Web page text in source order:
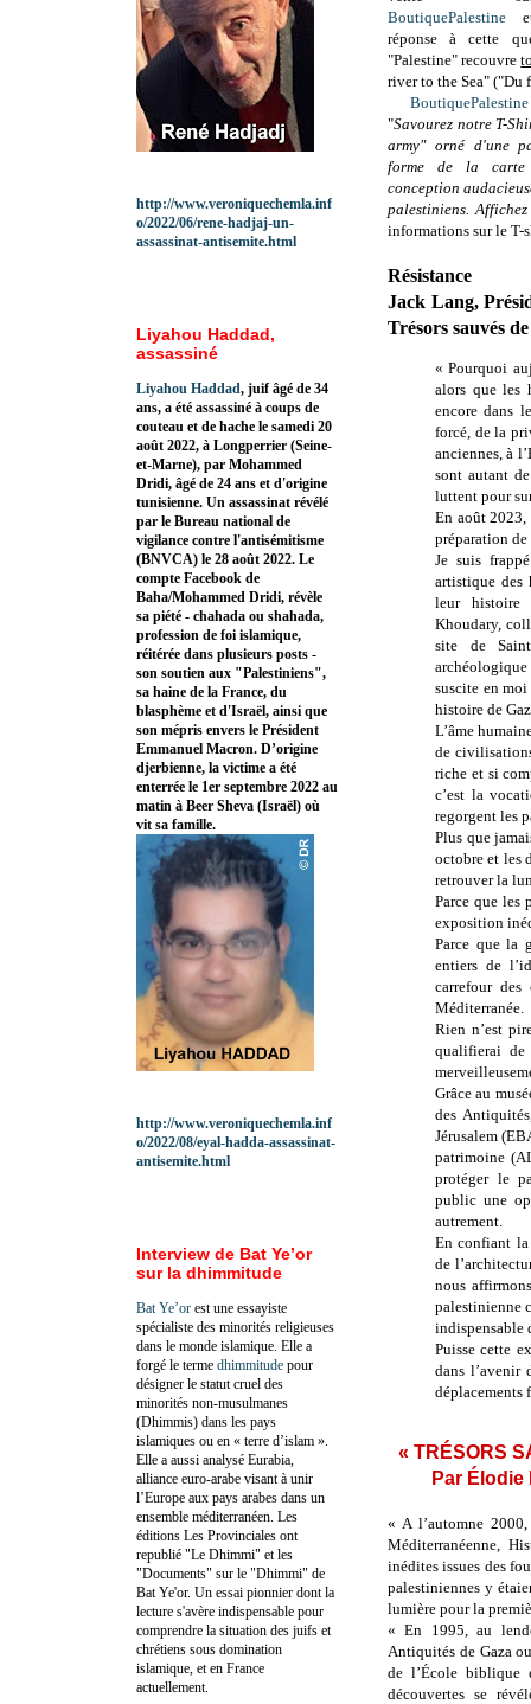
BoutiquePalestine
réponse à cette
"Palestine" recouvre
river to the Sea" ("Du
BoutiquePalestine
"Savourez notre T-
army" orné d'une
forme de la
conception
palestiniens.
informations sur le
Résistance
Jack Lang,
Trésors sauvés
« Pourquoi
alors que les
encore dans
forcé, de la
anciennes, à
sont autant
luttent pour
En août 2023,
préparation
Je suis
artistique des
leur histoire
Khoudary,
site de
archéologique
suscite en
histoire de
L’âme
de
riche et si
c’est la
regorgent les
Plus que
octobre et les
retrouver la
Parce que les
exposition
Parce que la
entiers de
carrefour
Méditerranée.
Rien n’est
qualifierai de
Grâce au
des
Jérusalem
patrimoine
protéger le
public une
autrement.
En confiant la
de
nous
palestinienne
indispensable
Puisse cette
dans l’avenir
déplacements
« TRÉSORS
Par
« A l’automne
Méditerranéenne,
inédites issues des
palestiniennes y
lumière pour la
« En 1995, au
Antiquités de Gaza
de l’École biblique
découvertes se
http://www.veroniquechemla.inf
o/2022/06/rene-hadjaj-un-
assassinat-antisemite.html
Liyahou Haddad,
assassiné
Liyahou Haddad, juif âgé de 34
ans, a été assassiné à coups de
couteau et de hache le samedi 20
août 2022, à Longperrier (Seine-
et-Marne), par Mohammed
Dridi, âgé de 24 ans et d'origine
tunisienne. Un assassinat révélé
par le Bureau national de
vigilance contre l'antisémitisme
(BNVCA) le 28 août 2022. Le
compte Facebook de
Baha/Mohammed Dridi, révèle
sa piété - chahada ou shahada,
profession de foi islamique,
réitérée dans plusieurs posts -
son soutien aux "Palestiniens",
sa haine de la France, du
blasphème et d'Israël, ainsi que
son mépris envers le Président
Emmanuel Macron. D’origine
djerbienne, la victime a été
enterrée le 1er septembre 2022 au
matin à Beer Sheva (Israël) où
vit sa famille.
http://www.veroniquechemla.inf
o/2022/08/eyal-hadda-assassinat-
antisemite.html
Interview de Bat Ye’or
sur la dhimmitude
Bat Ye’or est une essayiste
spécialiste des minorités religieuses
dans le monde islamique. Elle a
forgé le terme dhimmitude pour
désigner le statut cruel des
minorités non-musulmanes
(Dhimmis) dans les pays
islamiques ou en « terre d’islam ».
Elle a aussi analysé Eurabia,
alliance euro-arabe visant à unir
l’Europe aux pays arabes dans un
ensemble méditerranéen. Les
éditions Les Provinciales ont
republié "Le Dhimmi" et les
"Documents" sur le "Dhimmi" de
Bat Ye'or. Un essai pionnier dont la
lecture s'avère indispensable pour
comprendre la situation des juifs et
chrétiens sous domination
islamique, et en France
actuellement.